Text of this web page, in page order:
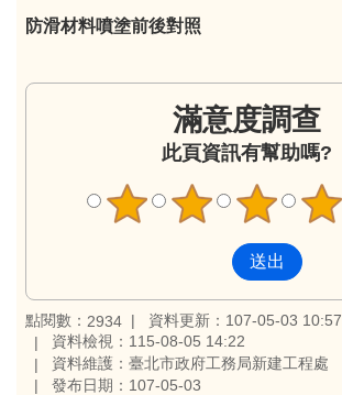
防滑材料噴塗前後對照
滿意度調查
此頁資訊有幫助嗎?
點閱數： 2934
資料更新：107-05-03 10:57
資料檢視：115-08-05 14:22
資料維護：臺北市政府工務局新建工程處
發布日期：107-05-03